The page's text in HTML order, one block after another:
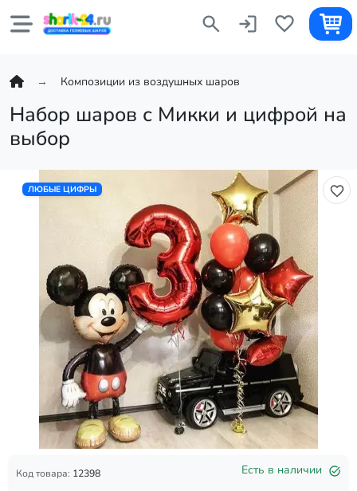
Композиции из воздушных шаров
Набор шаров с Микки и цифрой на
выбор
ЛЮБЫЕ ЦИФРЫ
Код товара: 12398 Есть в наличии